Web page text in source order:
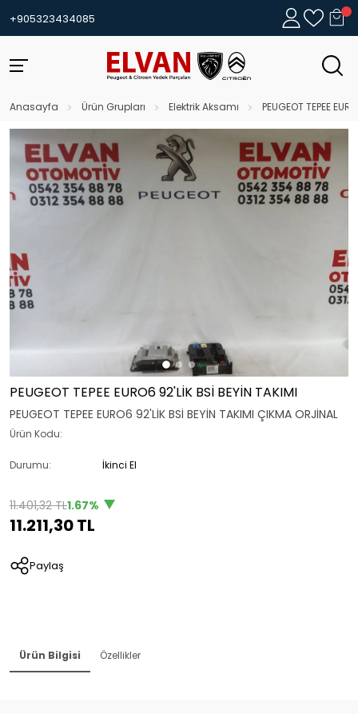
+905323434085
Anasayfa Ürün Grupları Elektrik Aksamı PEUGEOT TEPEE
PEUGEOT TEPEE EURO6 92'LİK BSİ BEYİN TAKIMI
PEUGEOT TEPEE EURO6 92'LİK BSİ BEYİN TAKIMI ÇIKMA ORJİNAL
Ürün Kodu:
Durumu: İkinci El
11.401,32 TL1.67%
11.211,30 TL
Paylaş
Ürün Bilgisi Özellikler